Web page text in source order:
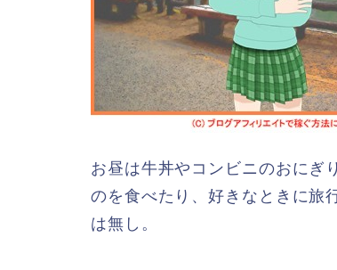
お昼は牛丼やコンビニのおにぎ
のを食べたり、好きなときに旅
は無し。